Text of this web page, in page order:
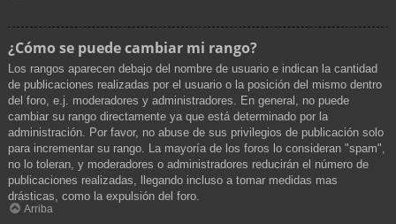
¿Cómo se puede cambiar mi rango?
Los rangos aparecen debajo del nombre de usuario e indican la cantidad
de publicaciones realizadas por el usuario o la posición del mismo dentro
del foro, e.j. moderadores y administradores. En general, no puede
cambiar su rango directamente ya que está determinado por la
administración. Por favor, no abuse de sus privilegios de publicación solo
para incrementar su rango. La mayoría de los foros lo consideran "spam",
no lo toleran, y moderadores o administradores reducirán el número de
publicaciones realizadas, llegando incluso a tomar medidas mas
drásticas, como la expulsión del foro.
Arriba